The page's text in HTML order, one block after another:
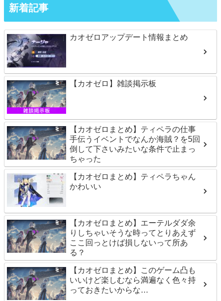
新着記事
カオゼロアップデート情報まとめ
【カオゼロ】雑談掲示板
【カオゼロまとめ】ティペラの仕事
手伝うイベントでなんか海賊？を5回
倒して下さいみたいな条件で止まっ
ちゃった
【カオゼロまとめ】ティペラちゃん
かわいい
【カオゼロまとめ】エーテルダダ余
りしちゃいそうな時ってとりあえず
ここ回っとけば損しないって所あ
る？
【カオゼロまとめ】このゲーム凸も
いいけど楽しむなら満遍なく色々持
っておきたいからな…